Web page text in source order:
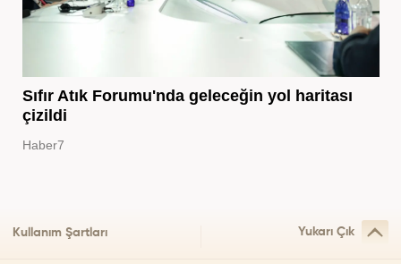
Sıfır Atık Forumu'nda geleceğin yol haritası
çizildi
Haber7
Kullanım Şartları Yukarı Çık